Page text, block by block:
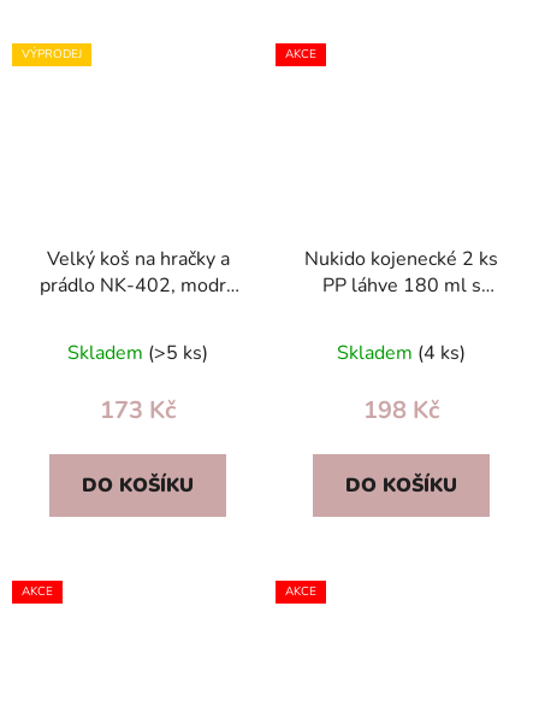
VÝPRODEJ
Velký koš na hračky a
prádlo NK-402, modrý
a izolační podšívkou
Skladem (>5 ks)
173 Kč
DO KOŠÍKU
AKCE
Nukido kojenecké 2 ks
PP láhve 180 ml s
bez BPA
Skladem (4 ks)
198 Kč
DO KOŠÍKU
AKCE AKCE